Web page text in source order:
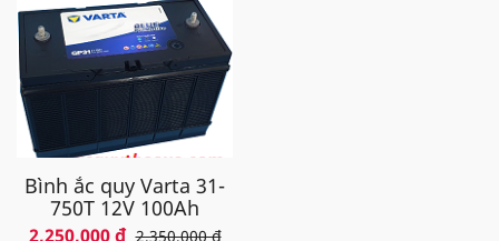
Bình ắc quy Varta 31-
750T 12V 100Ah
2,250,000 đ 2,350,000 đ